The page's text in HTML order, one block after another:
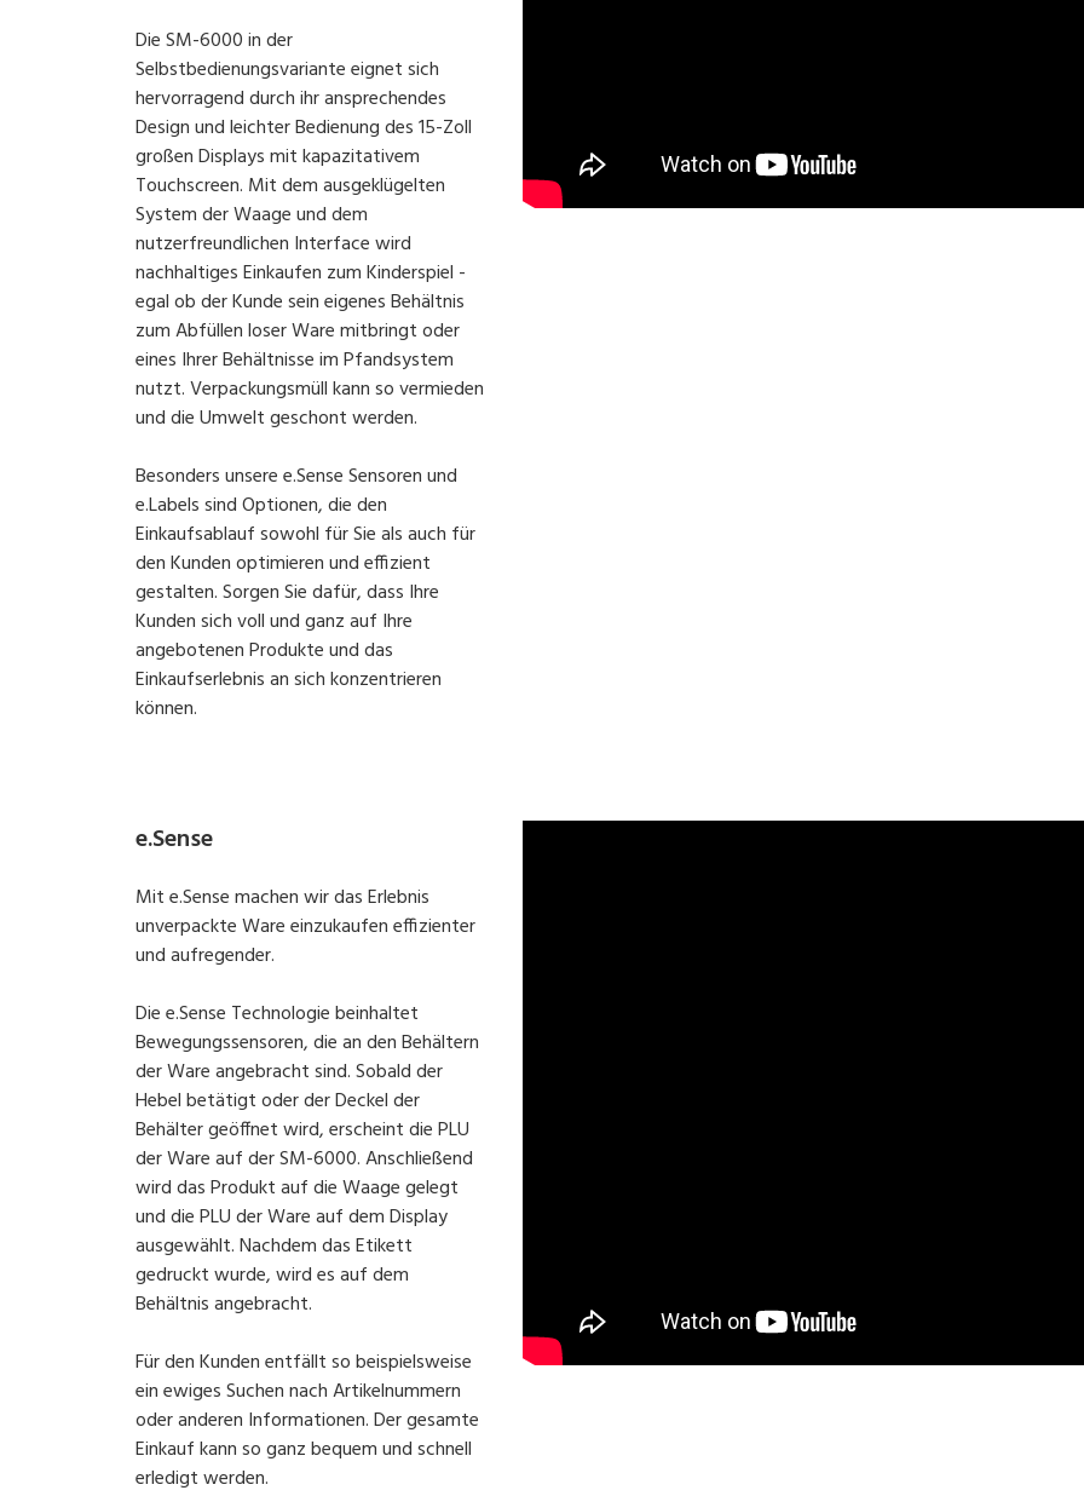
Die SM-6000 in der
Selbstbedienungsvariante eignet sich
hervorragend durch ihr ansprechendes
Design und leichter Bedienung des 15-Zoll
großen Displays mit kapazitativem
Touchscreen. Mit dem ausgeklügelten
System der Waage und dem
nutzerfreundlichen Interface wird
nachhaltiges Einkaufen zum Kinderspiel -
egal ob der Kunde sein eigenes Behältnis
zum Abfüllen loser Ware mitbringt oder
eines Ihrer Behältnisse im Pfandsystem
nutzt.Verpackungsmüll kann so vermieden
und dieUmwelt geschontwerden.
Besonders unsere e.Sense Sensoren und
e.Labels sind Optionen, die den
Einkaufsablauf sowohl für Sie als auch für
den Kunden optimieren und effizient
gestalten. Sorgen Sie dafür, dass Ihre
Kunden sich voll und ganz auf Ihre
angebotenen Produkte und das
Einkaufserlebnis an sich konzentrieren
können.
e.Sense
Mit e.Sense machen wir das Erlebnis
unverpackte Ware einzukaufen effizienter
und aufregender.
Die e.Sense Technologie beinhaltet
Bewegungssensoren, die an den Behältern
der Ware angebracht sind. Sobald der
Hebel betätigt oder der Deckel der
Behälter geöffnet wird, erscheint die PLU
der Ware auf der SM-6000. Anschließend
wird das Produkt auf die Waage gelegt
und die PLU der Ware auf dem Display
ausgewählt. Nachdem das Etikett
gedruckt wurde, wird es auf dem
Behältnis angebracht.
Für den Kunden entfällt so beispielsweise
ein ewiges Suchen nach Artikelnummern
oder anderen Informationen. Der gesamte
Einkauf kann so ganz bequem und schnell
erledigt werden.